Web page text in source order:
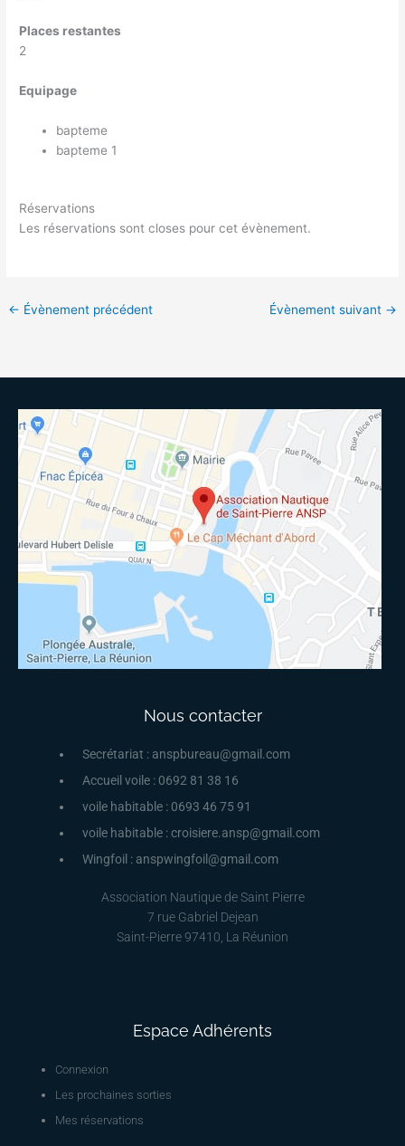
Places restantes
2
Equipage
bapteme
bapteme 1
Réservations
Les réservations sont closes pour cet évènement.
← Évènement précédent Évènement suivant →
Nous contacter
Secrétariat : anspbureau@gmail.com
Accueil voile : 0692 81 38 16
voile habitable : 0693 46 75 91
voile habitable : croisiere.ansp@gmail.com
Wingfoil : anspwingfoil@gmail.com
Association Nautique de Saint Pierre
7 rue Gabriel Dejean
Saint-Pierre 97410, La Réunion
Espace Adhérents
Connexion
Les prochaines sorties
Mes réservations